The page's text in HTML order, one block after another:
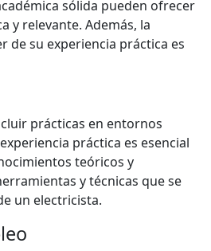
sólida pueden ofrecer
y relevante. Además, la
de su experiencia práctica es
prácticas en entornos
práctica es esencial
teóricos y
y técnicas que se
un electricista.